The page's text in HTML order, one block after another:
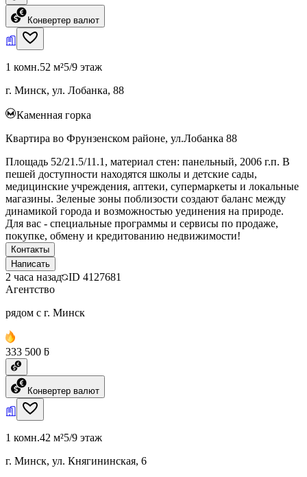
Конвертер валют
1 комн.52 м²5/9 этаж
г. Минск, ул. Лобанка, 88
Каменная горка
Квартира во Фрунзенском районе, ул.Лобанка 88
Площадь 52/21.5/11.1, материал стен: панельный, 2006 г.п. В
пешей доступности находятся школы и детские сады,
медицинские учреждения, аптеки, супермаркеты и локальные
магазины. Зеленые зоны поблизости создают баланс между
динамикой города и возможностью уединения на природе.
Для вас - специальные программы и сервисы по продаже,
покупке, обмену и кредитованию недвижимости!
Контакты
Написать
2 часа назад ID 4127681
Агентство
рядом с г. Минск
333 500 ƃ
Конвертер валют
1 комн.42 м²5/9 этаж
г. Минск, ул. Княгининская, 6